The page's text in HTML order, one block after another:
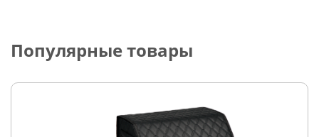
Популярные товары